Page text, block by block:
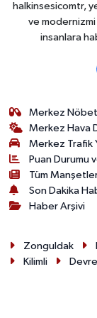
halkinsesicomtr,
ve modernizmi
insanlara
Merkez
Merkez Hava
Merkez Trafik
Puan Durumu
Tüm
Son Dakika
Haber Arşivi
Zonguldak
Kilimli